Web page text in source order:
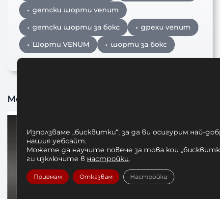
детски шорти venum
детски шорти за бокс
дрехи venum
Шорти VENUM
шорти за бокс
Може да харесате също
Използваме „бисквитки“, за да ви осигурим най-
нашия уебсайт.
Можете да научите повече за това кои
ги изключите в настройки.
Приемам Отказвам Настройки